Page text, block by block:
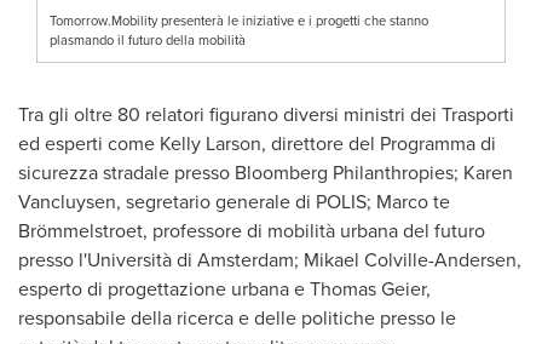
Tomorrow.Mobility presenterà le iniziative e i progetti che stanno
plasmando il futuro della mobilità
Tra gli oltre 80 relatori figurano diversi ministri dei Trasporti
ed esperti come Kelly Larson, direttore del Programma di
sicurezza stradale presso Bloomberg Philanthropies; Karen
Vancluysen, segretario generale di POLIS; Marco te
Brömmelstroet, professore di mobilità urbana del futuro
presso l'Università di Amsterdam; Mikael Colville-Andersen,
esperto di progettazione urbana eThomas Geier,
responsabile della ricerca e delle politiche presso le